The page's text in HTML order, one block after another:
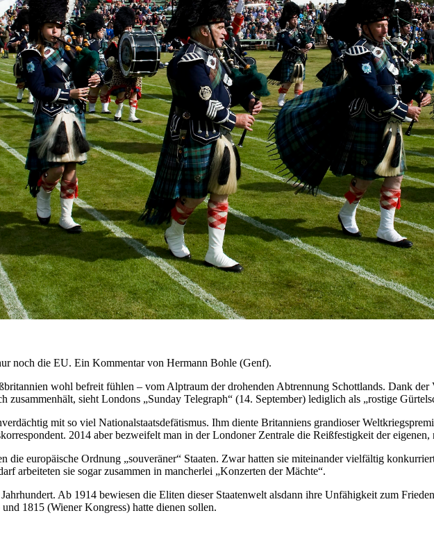
noch die EU. Ein Kommentar von Hermann Bohle (Genf).
wohl befreit fühlen – vom Alptraum der drohenden Abtrennung Schottlands. Dank der
sieht Londons „Sunday Telegraph“ (14. September) lediglich als „rostige
mit so viel Nationalstaatsdefätismus. Ihm diente Britanniens grandioser
2014 aber bezweifelt man in der Londoner Zentrale die Reißfestigkeit der eigenen,
die europäische Ordnung „souveräner“ Staaten. Zwar hatten sie miteinander vielfältig
arbeiteten sie sogar zusammen in mancherlei „Konzerten der Mächte“.
Ab 1914 bewiesen die Eliten dieser Staatenwelt alsdann ihre Unfähigkeit zum
1815 (Wiener Kongress) hatte dienen sollen.